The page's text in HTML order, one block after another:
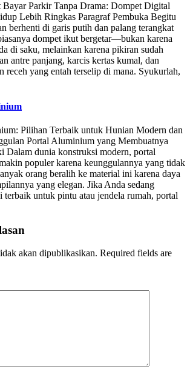
Parkir Tanpa Drama: Dompet Digital
Lebih Ringkas Paragraf Pembuka Begitu
berhenti di garis putih dan palang terangkat
dompet ikut bergetar—bukan karena
di saku, melainkan karena pikiran sudah
antre panjang, karcis kertas kumal, dan
receh yang entah terselip di mana. Syukurlah,
Pilihan Terbaik untuk Hunian Modern dan
Portal Aluminium yang Membuatnya
Dalam dunia konstruksi modern, portal
populer karena keunggulannya yang tidak
orang beralih ke material ini karena daya
yang elegan. Jika Anda sedang
terbaik untuk pintu atau jendela rumah, portal
akan dipublikasikan. Required fields are